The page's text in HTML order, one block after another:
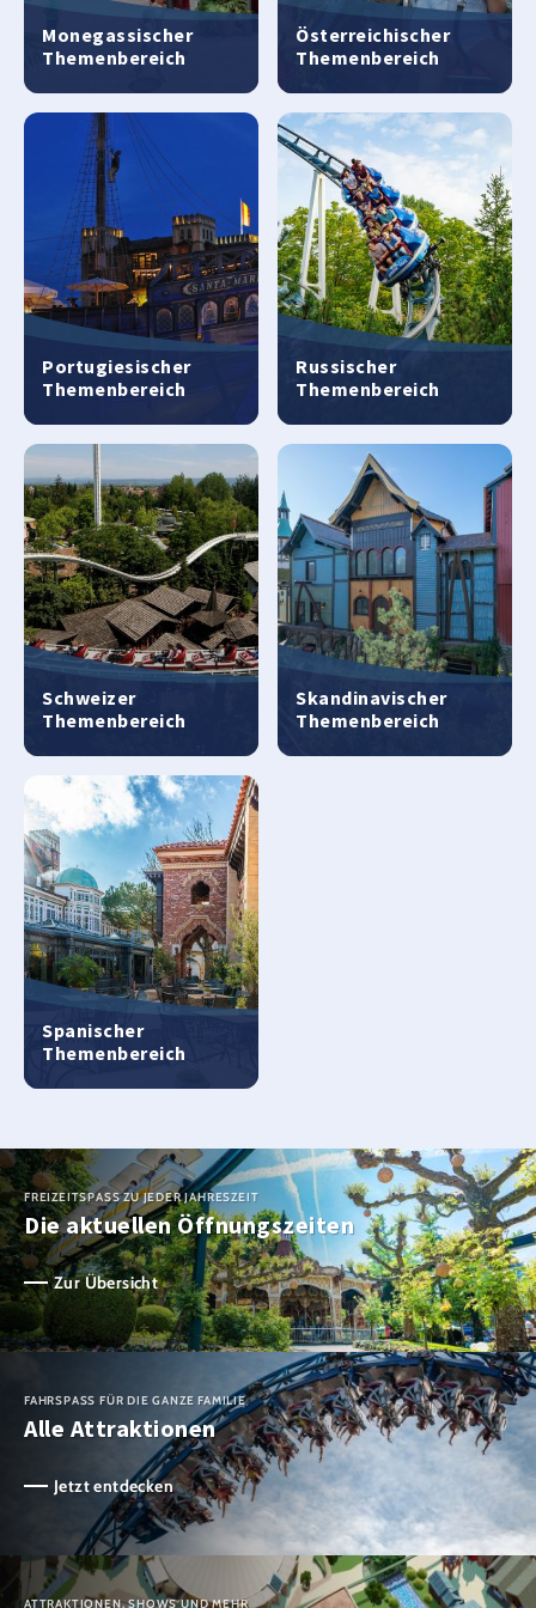
Monegassischer
Themenbereich
Österreichischer
Themenbereich
Portugiesischer
Themenbereich
Russischer
Themenbereich
Schweizer
Themenbereich
Skandinavischer
Themenbereich
Spanischer
Themenbereich
FREIZEITSPASS ZU JEDER JAHRESZEIT
Die aktuellen Öffnungszeiten
Zur Übersicht
FAHRSPASS FÜR DIE GANZE FAMILIE
Alle Attraktionen
Jetzt entdecken
ATTRAKTIONEN, SHOWS UND MEHR